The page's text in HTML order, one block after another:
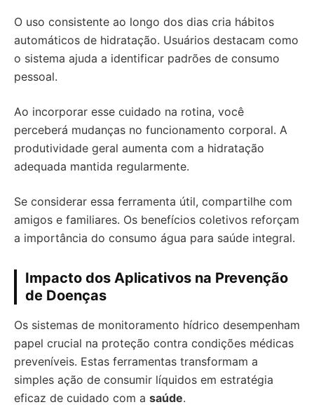
O uso consistente ao longo dos dias cria hábitos
automáticos de hidratação. Usuários destacam como
o sistema ajuda a identificar padrões de consumo
pessoal.
Ao incorporar esse cuidado na rotina, você
perceberá mudanças no funcionamento corporal. A
produtividade geral aumenta com a hidratação
adequada mantida regularmente.
Se considerar essa ferramenta útil, compartilhe com
amigos e familiares. Os benefícios coletivos reforçam
a importância do consumo água para saúde integral.
Impacto dos Aplicativos na Prevenção
de Doenças
Os sistemas de monitoramento hídrico desempenham
papel crucial na proteção contra condições médicas
preveníveis. Estas ferramentas transformam a
simples ação de consumir líquidos em estratégia
eficaz de cuidado com a saúde.